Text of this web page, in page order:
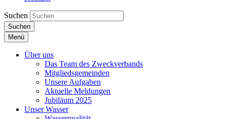
Suchen
Suchen
Menü
Über uns
Das Team des Zweckverbands
Mitgliedsgemeinden
Unsere Aufgaben
Aktuelle Meldungen
Jubiläum 2025
Unser Wasser